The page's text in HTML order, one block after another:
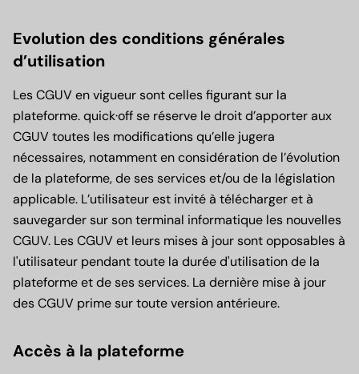
Evolution des conditions générales
d’utilisation
Les CGUV en vigueur sont celles figurant sur la
plateforme. quick·off se réserve le droit d’apporter aux
CGUV toutes les modifications qu’elle jugera
nécessaires, notamment en considération de l’évolution
de la plateforme, de ses services et/ou de la législation
applicable. L’utilisateur est invité à télécharger et à
sauvegarder sur son terminal informatique les nouvelles
CGUV. Les CGUV et leurs mises à jour sont opposables à
l'utilisateur pendant toute la durée d'utilisation de la
plateforme et de ses services. La dernière mise à jour
des CGUV prime sur toute version antérieure.
Accès à la plateforme